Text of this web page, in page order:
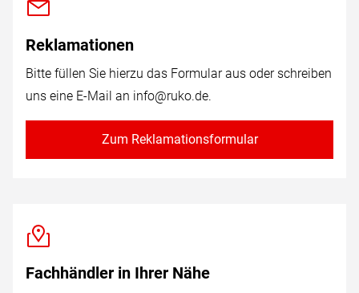
Reklamationen
Bitte füllen Sie hierzu das Formular aus oder schreiben
uns eine E-Mail an info@ruko.de.
Zum Reklamationsformular
Fachhändler in Ihrer Nähe